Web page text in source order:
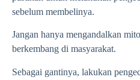
sebelum membelinya.
Jangan hanya mengandalkan
berkembang di masyarakat.
Sebagai gantinya, lakukan